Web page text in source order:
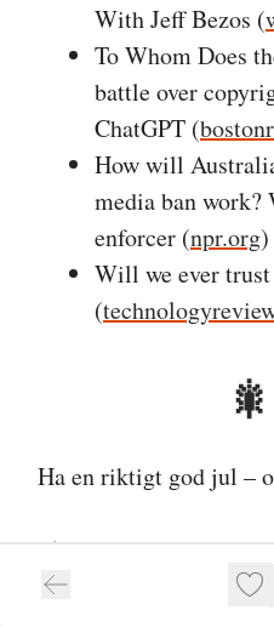
With Jeff Bezos (
To Whom Does
battle over
ChatGPT (
​​How will
media ban work?
enforcer (npr.org)
Will we ever
(
Ha en riktigt god jul –
:-)
Marius